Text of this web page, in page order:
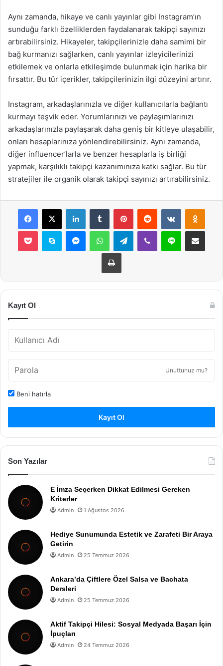
Aynı zamanda, hikaye ve canlı yayınlar gibi Instagram’ın
sunduğu farklı özelliklerden faydalanarak takipçi sayınızı
artırabilirsiniz. Hikayeler, takipçilerinizle daha samimi bir
bağ kurmanızı sağlarken, canlı yayınlar izleyicilerinizi
etkilemek ve onlarla etkileşimde bulunmak için harika bir
fırsattır. Bu tür içerikler, takipçilerinizin ilgi düzeyini artırır.
Instagram, arkadaşlarınızla ve diğer kullanıcılarla bağlantı
kurmayı teşvik eder. Yorumlarınızı ve paylaşımlarınızı
arkadaşlarınızla paylaşarak daha geniş bir kitleye ulaşabilir,
onları hesaplarınıza yönlendirebilirsiniz. Aynı zamanda,
diğer influencer’larla ve benzer hesaplarla iş birliği
yapmak, karşılıklı takipçi kazanımınıza katkı sağlar. Bu tür
stratejiler ile organik olarak takipçi sayınızı artırabilirsiniz.
Facebook
X LinkedInTumblr PinterestReddit VKontakte
Pocket Skype MessengerWhatsAppTelegramViber Line E-Posta ile
Yazdır
Kayıt Ol
Unuttunuz mu?
Beni hatırla
Kayıt Ol
Son Yazılar
E İmza Seçerken Dikkat Edilmesi Gereken
Kriterler
Admin 1 Ağustos 2026
Hediye Sunumunda Estetik ve Zarafeti Bir Araya
Getirin
Admin 25 Temmuz 2026
Ankara’da Çiftlere Özel Salsa ve Bachata
Dersleri
Admin 25 Temmuz 2026
Aktif Takipçi Hilesi: Sosyal Medyada Başarı İçin
İpuçları
Admin 24 Temmuz 2026